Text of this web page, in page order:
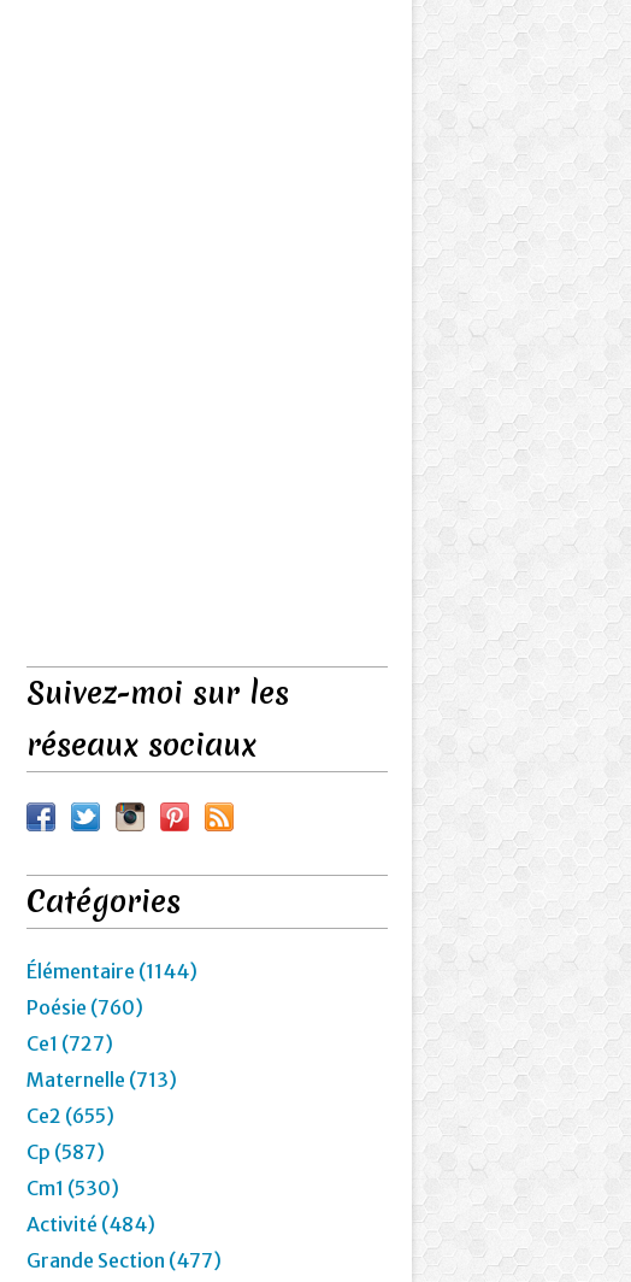
Suivez-moi sur les
réseaux sociaux
Catégories
Élémentaire (1144)
Poésie (760)
Ce1 (727)
Maternelle (713)
Ce2 (655)
Cp (587)
Cm1 (530)
Activité (484)
Grande Section (477)